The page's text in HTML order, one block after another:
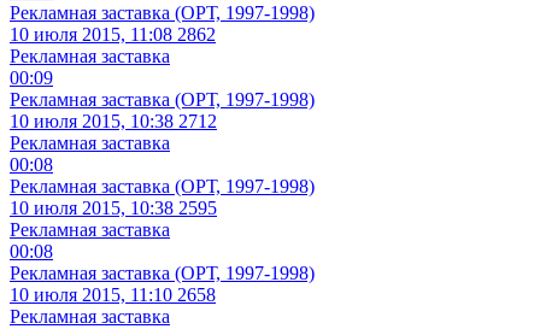
Рекламная заставка (ОРТ, 1997-1998)
10 июля 2015, 11:08 2862
Рекламная заставка
00:09
Рекламная заставка (ОРТ, 1997-1998)
10 июля 2015, 10:38 2712
Рекламная заставка
00:08
Рекламная заставка (ОРТ, 1997-1998)
10 июля 2015, 10:38 2595
Рекламная заставка
00:08
Рекламная заставка (ОРТ, 1997-1998)
10 июля 2015, 11:10 2658
Рекламная заставка